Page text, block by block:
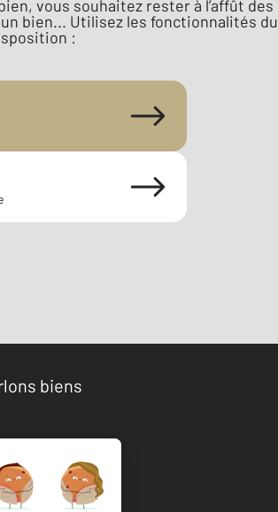
vous souhaitez rester à l’affût des
bien... Utilisez les fonctionnalités du
:
biens